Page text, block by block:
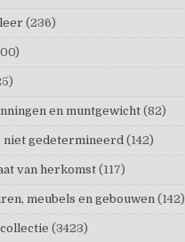
(236)
en muntgewicht (82)
niet gedetermineerd (142)
van herkomst (117)
meubels en gebouwen (142)
(3423)